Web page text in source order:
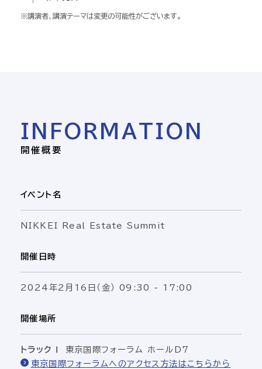
※講演者、講演テーマは変更の可能性がございます。
INFORMATION
開催概要
イベント名
NIKKEI Real Estate Summit
開催日時
2024年2月16日（金） 09:30 - 17:00
開催場所
トラックⅠ
東京国際フォーラム ホールD7
東京国際フォーラムへのアクセス方法はこちらから